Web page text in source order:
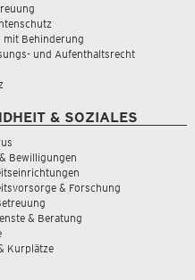
mit Behinderung
und Aufenthaltsrecht
& SOZIALES
Bewilligungen
& Forschung
& Beratung
Kurplätze